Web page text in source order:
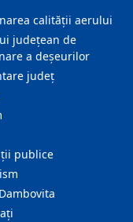
calității aerului
județean de
a deșeurilor
judeţ
publice